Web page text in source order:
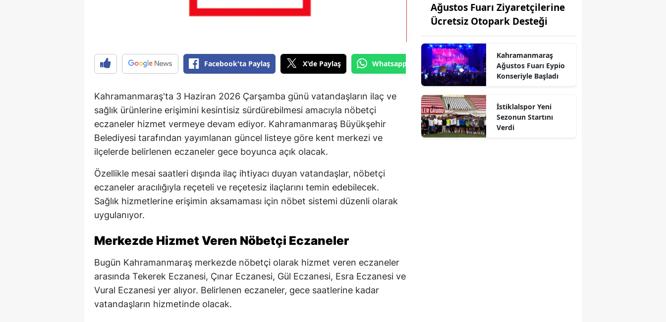
Facebook'ta Paylaş X'de Paylaş Whatsapp'tan Gönder
Kahramanmaraş'ta 3 Haziran 2026 Çarşamba günü vatandaşların ilaç ve
sağlık ürünlerine erişimini kesintisiz sürdürebilmesi amacıyla nöbetçi
eczaneler hizmet vermeye devam ediyor. Kahramanmaraş Büyükşehir
Belediyesi tarafından yayımlanan güncel listeye göre kent merkezi ve
ilçelerde belirlenen eczaneler gece boyunca açık olacak.
Özellikle mesai saatleri dışında ilaç ihtiyacı duyan vatandaşlar, nöbetçi
eczaneler aracılığıyla reçeteli ve reçetesiz ilaçlarını temin edebilecek.
Sağlık hizmetlerine erişimin aksamaması için nöbet sistemi düzenli olarak
uygulanıyor.
Merkezde Hizmet Veren Nöbetçi Eczaneler
Bugün Kahramanmaraş merkezde nöbetçi olarak hizmet veren eczaneler
arasında Tekerek Eczanesi, Çınar Eczanesi, Gül Eczanesi, Esra Eczanesi ve
Vural Eczanesi yer alıyor. Belirlenen eczaneler, gece saatlerine kadar
vatandaşların hizmetinde olacak.
Ağustos Fuarı Ziyaretçilerine
Ücretsiz Otopark Desteği
Kahramanmaraş
Ağustos Fuarı Eypio
Konseriyle Başladı
İstiklalspor Yeni
Sezonun Startını
Verdi